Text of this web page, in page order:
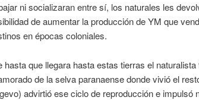
ni socializaran entre sí, los naturales les
de aumentar la producción de YM que
en épocas coloniales.
hasta que llegara hasta estas tierras el
de la selva paranaense donde vivió el
advirtió ese ciclo de reproducción e impulsó